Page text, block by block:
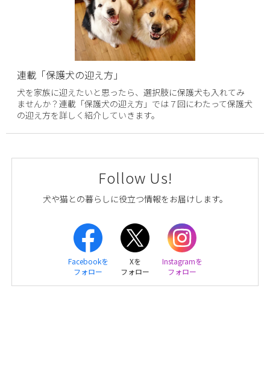
連載「保護犬の迎え方」
犬を家族に迎えたいと思ったら、選択肢に保護犬も入れてみ
ませんか？連載「保護犬の迎え方」では７回にわたって保護犬
の迎え方を詳しく紹介していきます。
Follow Us!
犬や猫との暮らしに役立つ情報をお届けします。
Facebookを
フォロー
Xを
フォロー
Instagramを
フォロー